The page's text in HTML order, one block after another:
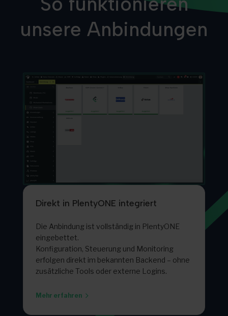
unsere Anbindungen
Direkt in PlentyONE integriert
Die Anbindung ist vollständig in PlentyONE
eingebettet.
Konfiguration, Steuerung und Monitoring
erfolgen direkt im bekannten Backend – ohne
zusätzliche Tools oder externe Logins.
Mehr erfahren